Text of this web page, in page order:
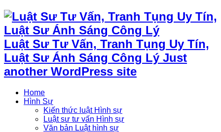
Luật Sư Tư Vấn, Tranh Tụng Uy Tín,
Luật Sư Ánh Sáng Công Lý Just
another WordPress site
Home
Hình Sự
Kiến thức luật Hình sự
Luật sư tư vấn Hình sự
Văn bản Luật hình sự